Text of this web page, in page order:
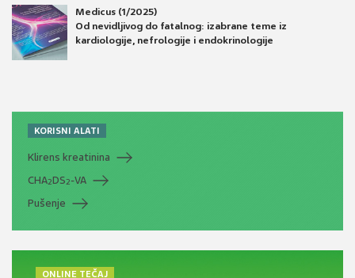
Medicus (1/2025)
Od nevidljivog do fatalnog: izabrane teme iz
kardiologije, nefrologije i endokrinologije
KORISNI ALATI
Klirens kreatinina
CHA2DS2-VA
Pušenje
ONLINE TEČAJ